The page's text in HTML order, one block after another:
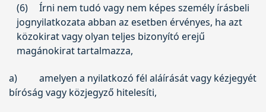
(6)
Írni nem tudó vagy nem képes személy írásbeli
jognyilatkozata abban az esetben érvényes, ha azt
közokirat vagy olyan teljes bizonyító erejű
magánokirat tartalmazza,
a)
amelyen a nyilatkozó fél aláírását vagy kézjegyét
bíróság vagy közjegyző hitelesíti,